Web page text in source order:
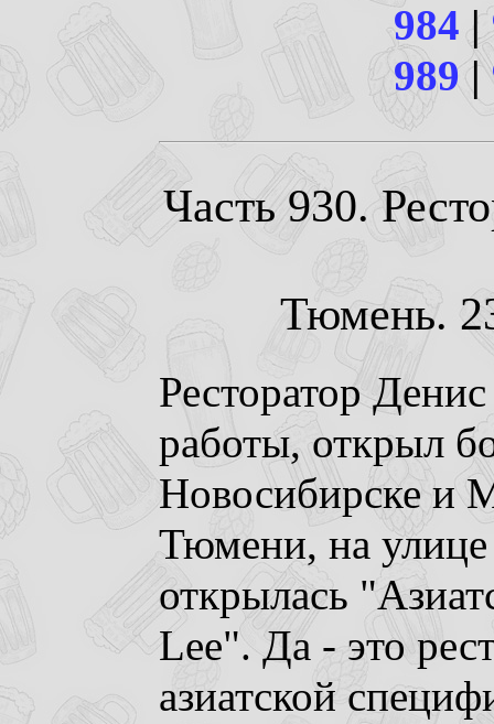
984 |
989|
Часть 930.
Тюмень.
Ресторатор
работы, открыл
Новосибирске и
Тюмени, на
открылась
Lee". Да - это
азиатской